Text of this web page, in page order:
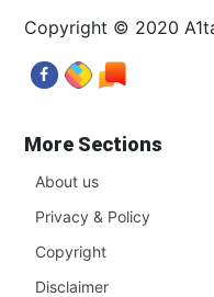
Copyright © 2020
More Sections
About us
Privacy & Policy
Copyright
Disclaimer